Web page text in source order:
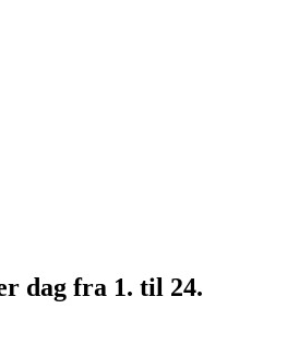
dag fra 1. til 24.